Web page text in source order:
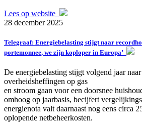
Lees op website
28 december 2025
Telegraaf: Energiebelasting stijgt naar
portemonnee, we zijn koploper in Europa’
De energiebelasting stijgt volgend jaar
overheidsheffingen op gas
en stroom gaan voor een doorsnee
omhoog op jaarbasis, becijfert
energienota valt daarnaast nog eens circa
oplopende netbeheerkosten.